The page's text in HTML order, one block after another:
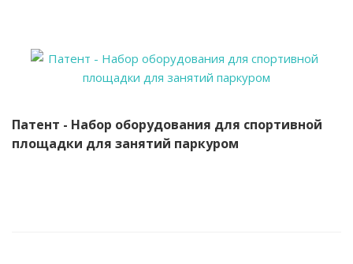
Патент - Набор оборудования для спортивной
площадки для занятий паркуром